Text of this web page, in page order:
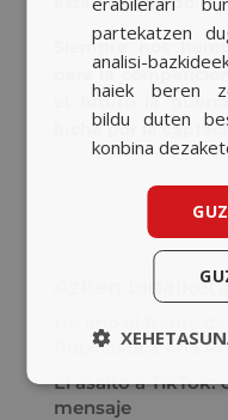
Siempre nos
para la
el futuro la
lucha por la
Azken
Publicista a Ana
El asalto a TikTok:
mensaje
partekatzen
analisi-
haiek beren
bildu duten
konbina